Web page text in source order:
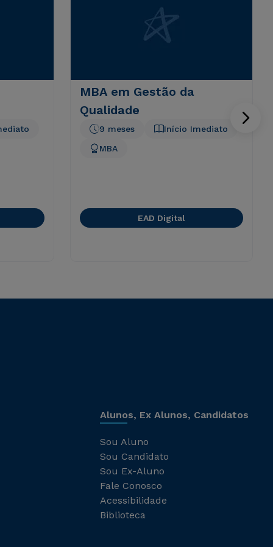
MBA em Gestão da
Qualidade
Início Imediato
9 meses
MBA
EAD Digital
Alunos, Ex Alunos, Candidatos
Sou Aluno
Sou Candidato
Sou Ex-Aluno
Fale Conosco
Acessibilidade
Biblioteca